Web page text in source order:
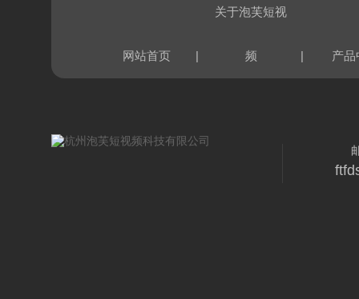
网站首页 |
关于泡芙短视
频 | 产品